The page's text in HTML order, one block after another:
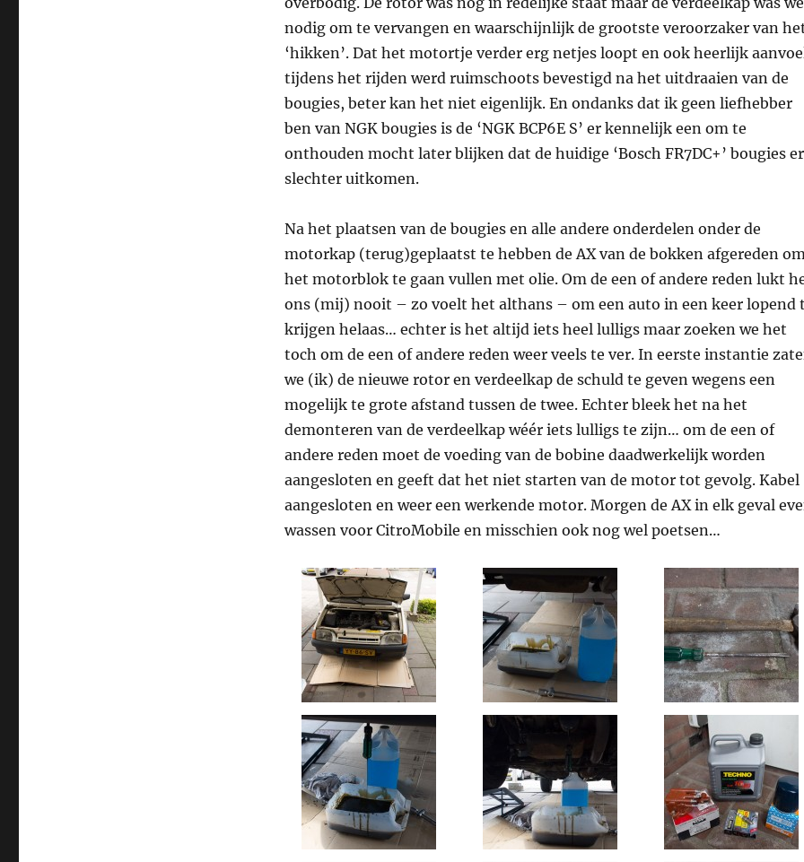
nodig om te vervangen en waarschijnlijk de grootste veroorzaker van
‘hikken’. Dat het motortje verder erg netjes loopt en ook heerlijk
tijdens het rijden werd ruimschoots bevestigd na het uitdraaien van de
bougies, beter kan het niet eigenlijk. En ondanks dat ik geen liefhebber
ben van NGK bougies is de ‘NGK BCP6E S’ er kennelijk een om te
onthouden mocht later blijken dat de huidige ‘Bosch FR7DC+’ bougies er
slechter uitkomen.
Na het plaatsen van de bougies en alle andere onderdelen onder de
motorkap (terug)geplaatst te hebben de AX van de bokken afgereden
het motorblok te gaan vullen met olie. Om de een of andere reden lukt
ons (mij) nooit – zo voelt het althans – om een auto in een keer lopend
krijgen helaas… echter is het altijd iets heel lulligs maar zoeken we het
toch om de een of andere reden weer veels te ver. In eerste instantie
we (ik) de nieuwe rotor en verdeelkap de schuld te geven wegens een
mogelijk te grote afstand tussen de twee. Echter bleek het na het
demonteren van de verdeelkap wéér iets lulligs te zijn… om de een of
andere reden moet de voeding van de bobine daadwerkelijk worden
aangesloten en geeft dat het niet starten van de motor tot gevolg. Kabel
aangesloten en weer een werkende motor. Morgen de AX in elk geval
wassen voor CitroMobile en misschien ook nog wel poetsen…